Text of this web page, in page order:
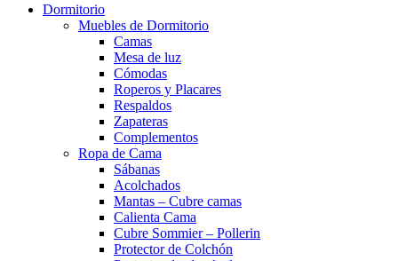
Dormitorio
Muebles de Dormitorio
Camas
Mesa de luz
Cómodas
Roperos y Placares
Respaldos
Zapateras
Complementos
Ropa de Cama
Sábanas
Acolchados
Mantas – Cubre camas
Calienta Cama
Cubre Sommier – Pollerin
Protector de Colchón